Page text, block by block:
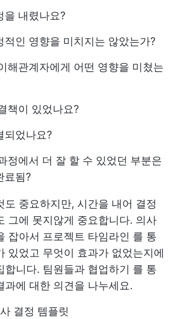
을 내렸나요?
적인 영향을 미치지는 않았는가?
해관계자에게 어떤 영향을 미쳤는
책이 있었나요?
되었나요?
정에서 더 잘 할 수 있었던 부분은
료됨?
도 중요하지만, 시간을 내어 결정
그에 못지않게 중요합니다. 의사
잡아서 프로젝트 타임라인 를 통
있었고 무엇이 효과가 없었는지에
합니다. 팀원들과 협업하기 를 통
과에 대한 의견을 나누세요.
결정 템플릿